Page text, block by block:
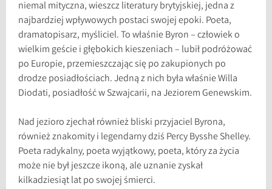
niemal mityczna, wieszcz literatury brytyjskiej, jedna z
najbardziej wpływowych postaci swojej epoki. Poeta,
dramatopisarz, myśliciel. To właśnie Byron – człowiek o
wielkim geście i głębokich kieszeniach – lubił podróżować
po Europie, przemieszczając się po zakupionych po
drodze posiadłościach. Jedną z nich była właśnie Willa
Diodati, posiadłość w Szwajcarii, na Jeziorem Genewskim.
Nad jezioro zjechał również bliski przyjaciel Byrona,
również znakomity i legendarny dziś Percy Bysshe Shelley.
Poeta radykalny, poeta wyjątkowy, poeta, który za życia
może nie był jeszcze ikoną, ale uznanie zyskał
kilkadziesiąt lat po swojej śmierci.